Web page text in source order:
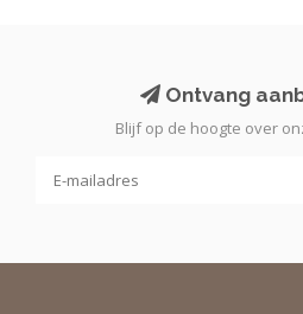
Ontvang
Blijf op de hoogte over